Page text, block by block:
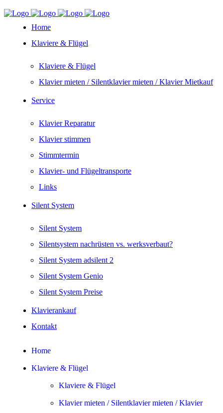
Home
Klaviere & Flügel
Klaviere & Flügel
Klavier mieten / Silentklavier mieten / Klavier Mietkauf
Service
Klavier Reparatur
Klavier stimmen
Stimmtermin
Klavier- und Flügeltransporte
Links
Silent System
Silent System
Silentsystem nachrüsten vs. werksverbaut?
Silent System adsilent 2
Silent System Genio
Silent System Preise
Klavierankauf
Kontakt
Home
Klaviere & Flügel
Klaviere & Flügel
Klavier mieten / Silentklavier mieten / Klavier